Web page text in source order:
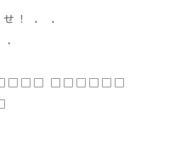
！ ． ．
□□□□□□